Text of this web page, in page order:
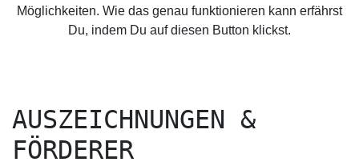
Möglichkeiten. Wie das genau funktionieren kann erfährst
Du, indem Du auf diesen Button klickst.
AUSZEICHNUNGEN &
FÖRDERER